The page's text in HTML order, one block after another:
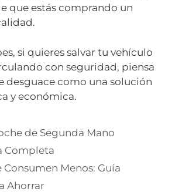
que estás comprando un
si quieres salvar tu vehículo
con seguridad, piensa
desguace como una solución
y económica.
de Segunda Mano
Completa
Consumen Menos: Guía
Ahorrar